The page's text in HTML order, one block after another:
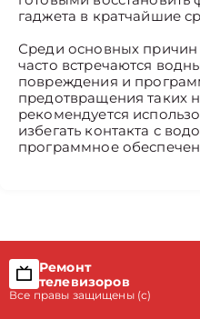
гаджета в кратчайшие
Среди основных
часто встречаются
повреждения и
предотвращения таких
рекомендуется
избегать контакта с
программное
Ремонт
телевизоров
Все правы защищены (с)